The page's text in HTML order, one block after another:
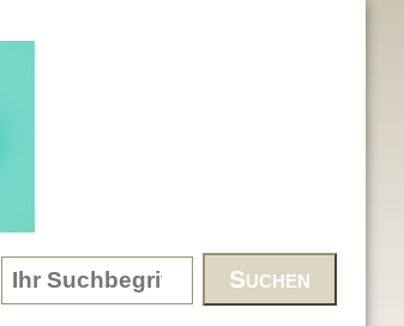
Search form